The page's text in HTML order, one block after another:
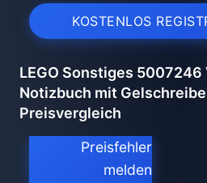
KOSTENLOS
LEGO Sonstiges
Notizbuch mit
Preisvergleich
Preisfehler
melden